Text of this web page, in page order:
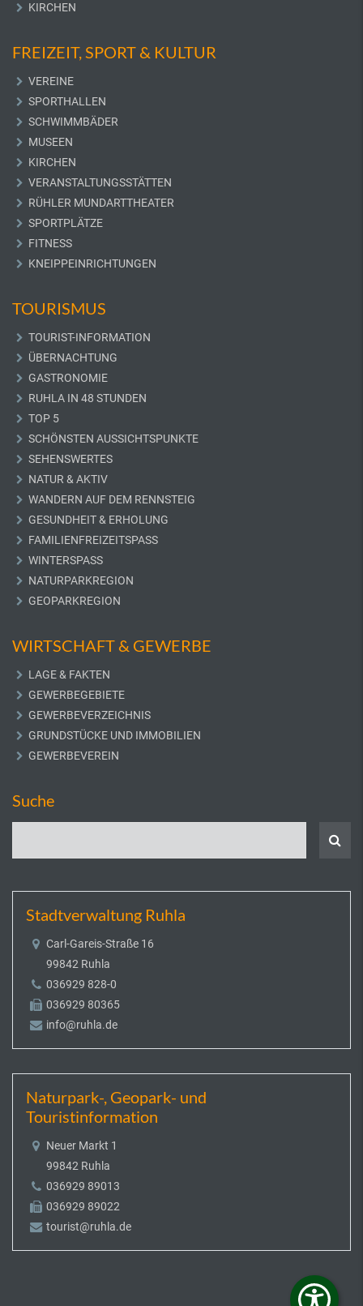
KIRCHEN
FREIZEIT, SPORT & KULTUR
VEREINE
SPORTHALLEN
SCHWIMMBÄDER
MUSEEN
KIRCHEN
VERANSTALTUNGSSTÄTTEN
RÜHLER MUNDARTTHEATER
SPORTPLÄTZE
FITNESS
KNEIPPEINRICHTUNGEN
TOURISMUS
TOURIST-INFORMATION
ÜBERNACHTUNG
GASTRONOMIE
RUHLA IN 48 STUNDEN
TOP 5
SCHÖNSTEN AUSSICHTSPUNKTE
SEHENSWERTES
NATUR & AKTIV
WANDERN AUF DEM RENNSTEIG
GESUNDHEIT & ERHOLUNG
FAMILIENFREIZEITSPASS
WINTERSPASS
NATURPARKREGION
GEOPARKREGION
WIRTSCHAFT & GEWERBE
LAGE & FAKTEN
GEWERBEGEBIETE
GEWERBEVERZEICHNIS
GRUNDSTÜCKE UND IMMOBILIEN
GEWERBEVEREIN
Suche
Stadtverwaltung Ruhla
Carl-Gareis-Straße 16
99842 Ruhla
036929 828-0
036929 80365
info@ruhla.de
Naturpark-, Geopark- und
Touristinformation
Neuer Markt 1
99842 Ruhla
036929 89013
036929 89022
tourist@ruhla.de